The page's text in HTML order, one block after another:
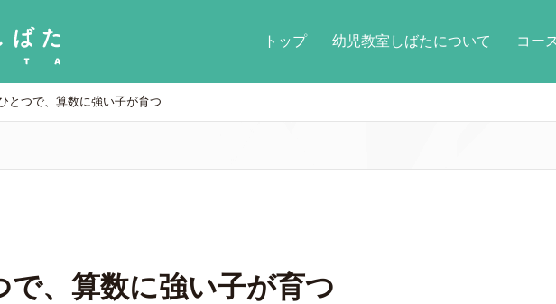
トップ 幼児教室しばたについて コー
とつで、算数に強い子が育つ
で、算数に強い子が育つ